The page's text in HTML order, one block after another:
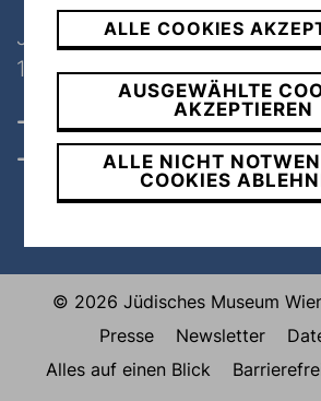
Judenplatz 8
1010 Wien
Öffnungszeiten, Tickets
Kontakt
© 2026 Jüdisches Museum
Presse
Newsletter
Alles auf einen Blick
ALLE COOKIES
AUSGEWÄHLTE
AKZEPTIEREN
ALLE NICHT
COOKIES